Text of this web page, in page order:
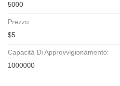
5000
Prezzo:
$5
Capacità Di Approvvigionamento:
1000000